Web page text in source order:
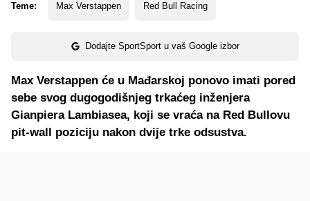
Teme: Max Verstappen Red Bull Racing
Dodajte SportSport u vaš Google izbor
Max Verstappen će u Mađarskoj ponovo imati pored
sebe svog dugogodišnjeg trkaćeg inženjera
Gianpiera Lambiasea, koji se vraća na Red Bullovu
pit-wall poziciju nakon dvije trke odsustva.